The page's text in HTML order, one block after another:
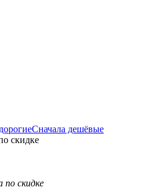
Сначала дешёвые
скидке
по скидке